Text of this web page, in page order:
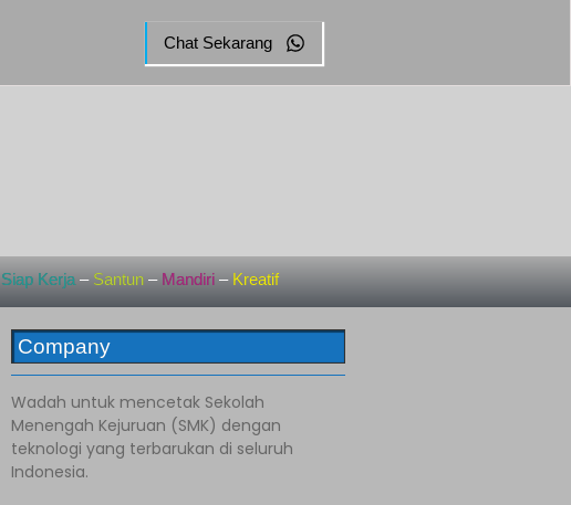
Chat Sekarang
Siap Kerja –Santun – Mandiri – Kreatif
Company
Wadah untuk mencetak Sekolah
Menengah Kejuruan (SMK) dengan
teknologi yang terbarukan di seluruh
Indonesia.